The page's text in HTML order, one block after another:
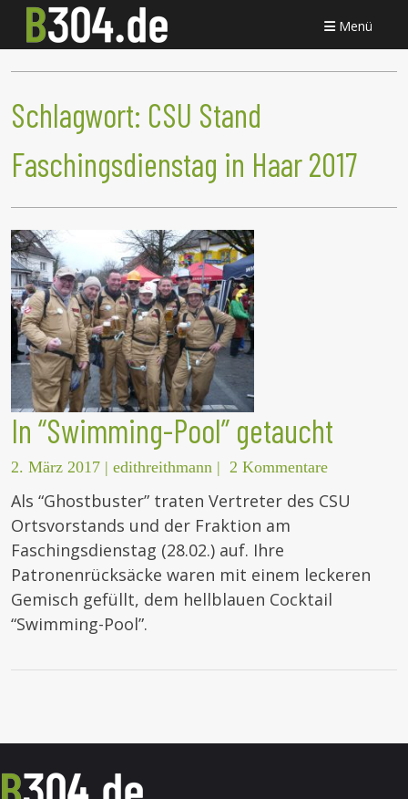
Menü
Schlagwort: CSU Stand
Faschingsdienstag in Haar 2017
In “Swimming-Pool” getaucht
2. März 2017 | edithreithmann | 2 Kommentare
Als “Ghostbuster” traten Vertreter des CSU
Ortsvorstands und der Fraktion am
Faschingsdienstag (28.02.) auf. Ihre
Patronenrücksäcke waren mit einem leckeren
Gemisch gefüllt, dem hellblauen Cocktail
“Swimming-Pool”.